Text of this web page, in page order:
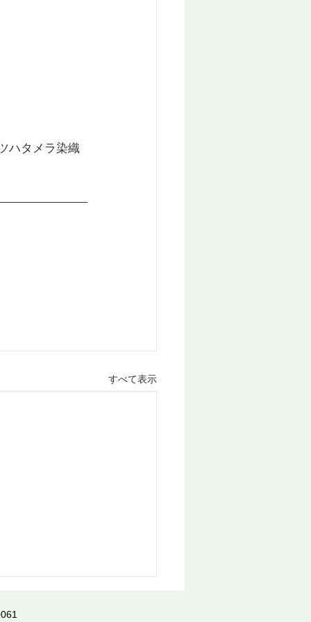
ハタメラ染織
すべて表示